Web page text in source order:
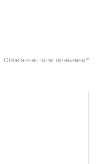
Обов’язкові поля позначені *